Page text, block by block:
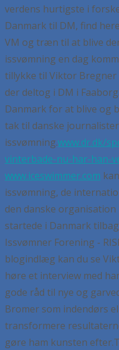
verdens hurtigste i
Danmark til DM, find
VM og træn til at blive
issvømning en dag
tillykke til Viktor
der deltog i DM i Faaborg.
Danmark for at blive og
tak til danske
issvømning.www.dr.dk/
vinterbade-nu-har-han-
www.iceswimmer.com
issvømning, de
den danske organisation
startede i Danmark
Issvømner Forening -
blogindlæg kan du se
høre et interview med
gode råd til nye og
Bromer som indendørs
transformere
gøre ham kunsten efter.